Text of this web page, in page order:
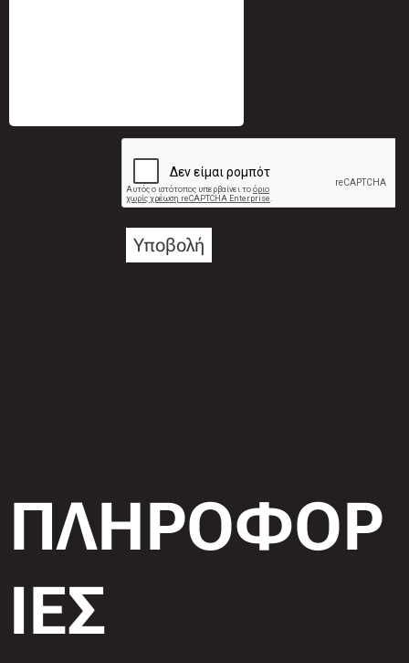
Υποβολή
ΠΛΗΡΟΦΟΡ
ΙΕΣ